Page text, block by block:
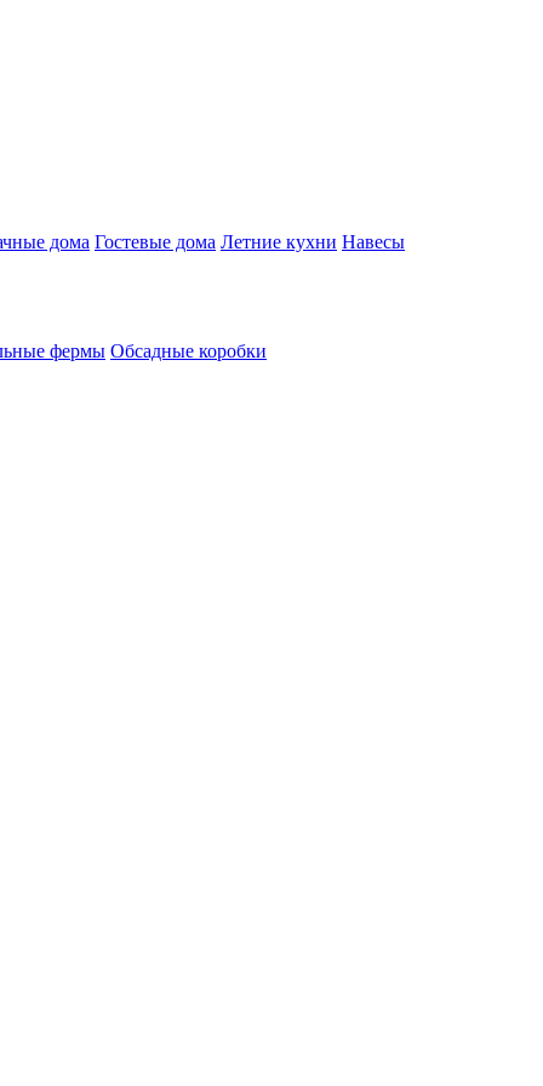
дома Гостевые дома Летние кухни Навесы
фермы Обсадные коробки